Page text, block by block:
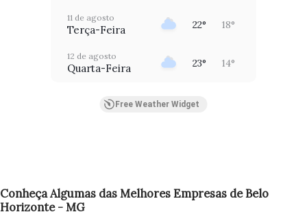
11 de agosto
Terça-Feira 22° 18°
12 de agosto
Quarta-Feira 23° 14°
Free Weather Widget
Conheça Algumas das Melhores Empresas de Belo
Horizonte - MG